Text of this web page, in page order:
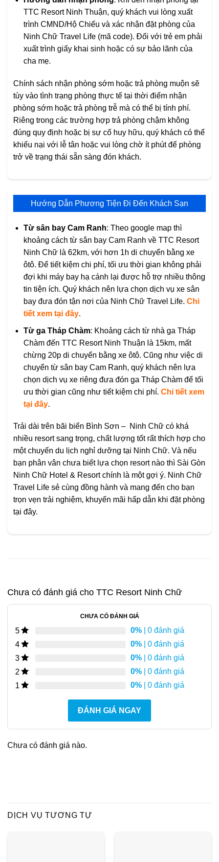
TTC Resort Ninh Thuận, quý khách vui lòng xuất
trình CMND/Hộ Chiếu và xác nhận đặt phòng của
Ninh Chữ Travel Life (mã code). Đối với trẻ em phải
xuất trình giấy khai sinh hoặc có sự bảo lãnh của
cha mẹ.
Chính sách nhận phòng sớm hoặc trả phòng muộn sẽ
tùy vào tình trạng phòng thực tế tại thời điểm nhận
phòng sớm hoặc trả phòng trễ mà có thể bị tính phí.
Riêng trong các trường hợp trả phòng chậm không
đúng quy định hoặc bị sự cố huy hữu, quý khách có thể
khiếu nại với lễ tân hoặc vui lòng chờ ít phút để phòng
trở về trạng thái sẵn sàng đón khách.
Hướng Dẫn Phương Tiện Đi Đến Khách Sạn
Từ sân bay Cam Ranh: Theo google map thì
khoảng cách từ sân bay Cam Ranh về TTC Resort
Ninh Chữ là 62km, với hơn 1h di chuyển bằng xe
ôtô. Để tiết kiệm chi phí, tối ưu thời gian không phải
đợi khi máy bay hạ cánh lại được hỗ trợ nhiều thông
tin tiện ích. Quý khách nên lựa chọn dịch vụ xe sân
bay đưa đón tận nơi của Ninh Chữ Travel Life. Chi
tiết xem tại đây.
Từ ga Tháp Chàm: Khoảng cách từ nhà ga Tháp
Chàm đến TTC Resort Ninh Thuận là 15km, mất
chừng 20p di chuyển bằng xe ôtô. Cũng như việc di
chuyển từ sân bay Cam Ranh, quý khách nên lựa
chọn dịch vụ xe riêng đưa đón ga Tháp Chàm để tối
ưu thời gian cũng như tiết kiệm chi phí. Chi tiết xem
tại đây.
Trải dài trên bãi biển Bình Sơn – Ninh Chữ có khá
nhiều resort sang trọng, chất lượng tốt rất thích hợp cho
một chuyến du lịch nghỉ dưỡng tại Ninh Chữ. Và nếu
bạn phân vân chưa biết lựa chọn resort nào thì Sài Gòn
Ninh Chữ Hotel & Resort chính là một gợi ý. Ninh Chữ
Travel Life sẻ cùng đồng hành và mang đến cho bạn
trọn vẹn trải nghiệm, khuyến mãi hấp dẫn khi đặt phòng
tại đây.
Chưa có đánh giá cho TTC Resort Ninh Chữ
CHƯA CÓ ĐÁNH GIÁ
5 0% | 0 đánh giá
4
0% | 0 đánh giá
3
0% | 0 đánh giá
2
0% | 0 đánh giá
1
0% | 0 đánh giá
ĐÁNH GIÁ NGAY
Chưa có đánh giá nào.
DỊCH VỤ TƯƠNG TỰ